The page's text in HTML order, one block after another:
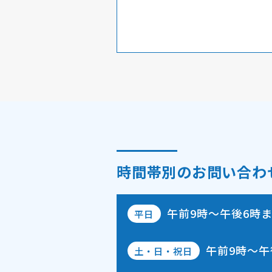
時間帯別のお問い合わ
平日 午前9時～午後6時
土・日・祝日 午前9時～